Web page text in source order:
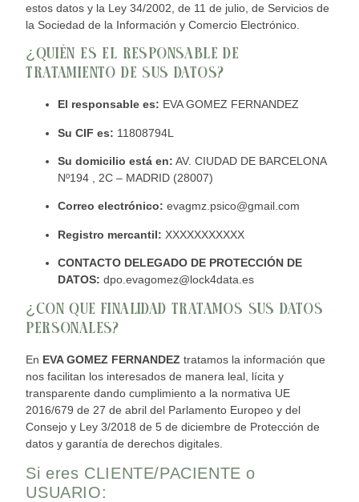
estos datos y la Ley 34/2002, de 11 de julio, de Servicios de
la Sociedad de la Información y Comercio Electrónico.
¿QUIÉN ES EL RESPONSABLE DE
TRATAMIENTO DE SUS DATOS?
El responsable es: EVA GOMEZ FERNANDEZ
Su CIF es: 11808794L
Su domicilio está en: AV. CIUDAD DE BARCELONA
Nº194 , 2C – MADRID (28007)
Correo electrónico: evagmz.psico@gmail.com
Registro mercantil: XXXXXXXXXXX
CONTACTO DELEGADO DE PROTECCIÓN DE
DATOS: dpo.evagomez@lock4data.es
¿CON QUE FINALIDAD TRATAMOS SUS DATOS
PERSONALES?
En EVA GOMEZ FERNANDEZ tratamos la información que
nos facilitan los interesados de manera leal, lícita y
transparente dando cumplimiento a la normativa UE
2016/679 de 27 de abril del Parlamento Europeo y del
Consejo y Ley 3/2018 de 5 de diciembre de Protección de
datos y garantía de derechos digitales.
Si eres CLIENTE/PACIENTE o
USUARIO: